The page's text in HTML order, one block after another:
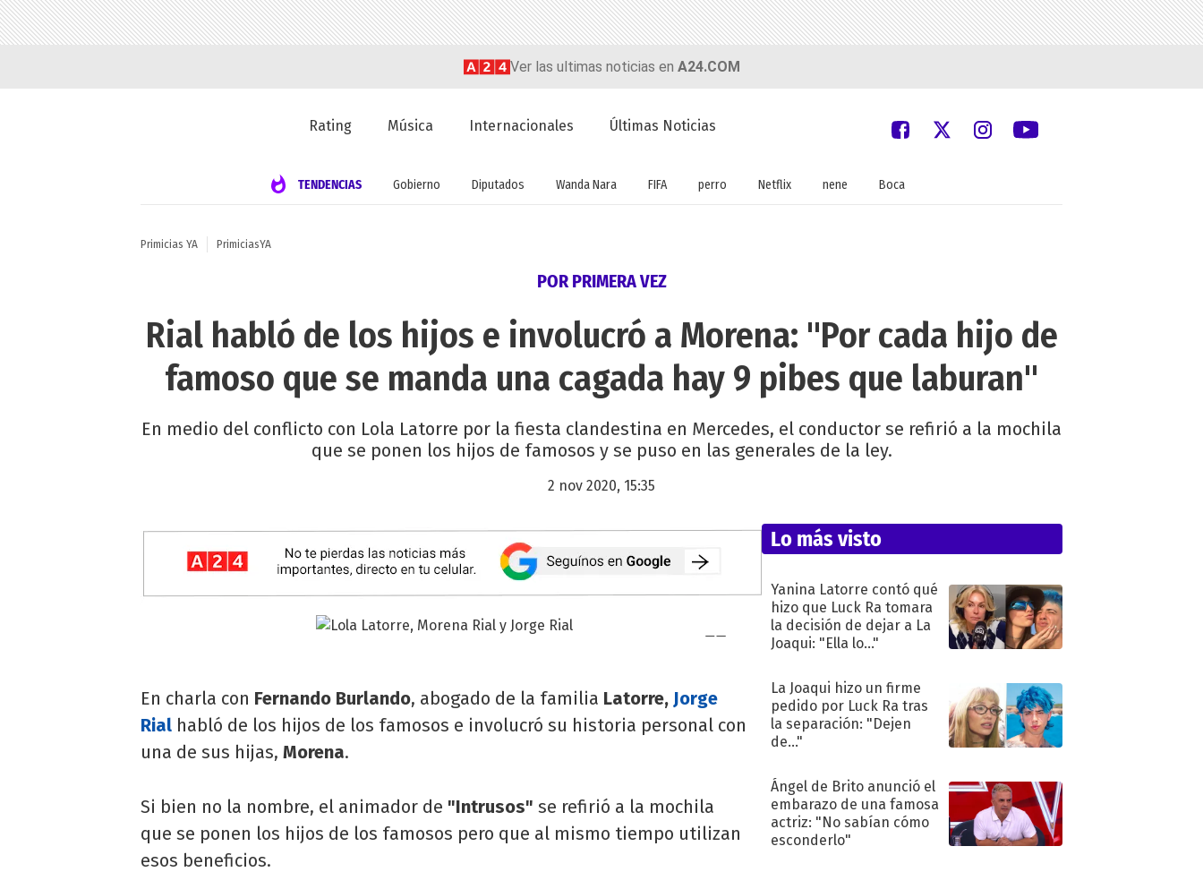
Ver las ultimas noticias en A24.COM
Rating Música Internacionales Últimas Noticias
TENDENCIAS Gobierno Diputados Wanda Nara FIFA perro Netflix nene Boca
Primicias YA PrimiciasYA
POR PRIMERA VEZ
Rial habló de los hijos e involucró a Morena: "Por cada hijo de
famoso que se manda una cagada hay 9 pibes que laburan"
En medio del conflicto con Lola Latorre por la fiesta clandestina en Mercedes, el conductor se refirió a la mochila
que se ponen los hijos de famosos y se puso en las generales de la ley.
2 nov 2020, 15:35
En charla con Fernando Burlando, abogado de la familia Latorre, Jorge
Rial habló de los hijos de los famosos e involucró su historia personal con
una de sus hijas, Morena.
Si bien no la nombre, el animador de "Intrusos" se refirió a la mochila
que se ponen los hijos de los famosos pero que al mismo tiempo utilizan
esos beneficios.
Lo más visto
Yanina Latorre contó qué
hizo que Luck Ra tomara
la decisión de dejar a La
Joaqui: "Ella lo..."
La Joaqui hizo un firme
pedido por Luck Ra tras
la separación: "Dejen
de..."
Ángel de Brito anunció el
embarazo de una famosa
actriz: "No sabían cómo
esconderlo"